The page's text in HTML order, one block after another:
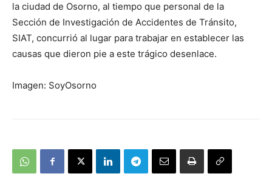
la ciudad de Osorno, al tiempo que personal de la
Sección de Investigación de Accidentes de Tránsito,
SIAT, concurrió al lugar para trabajar en establecer las
causas que dieron pie a este trágico desenlace.
Imagen: SoyOsorno